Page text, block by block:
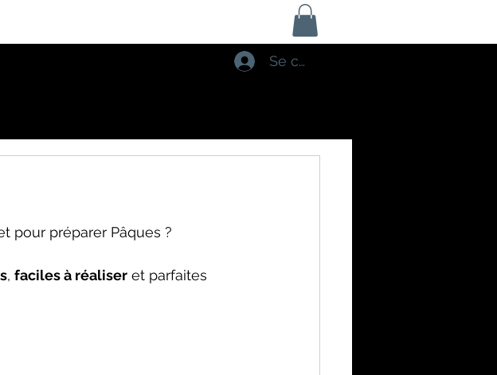
Se connecter
pour préparer Pâques ?
, faciles à réaliser et parfaites